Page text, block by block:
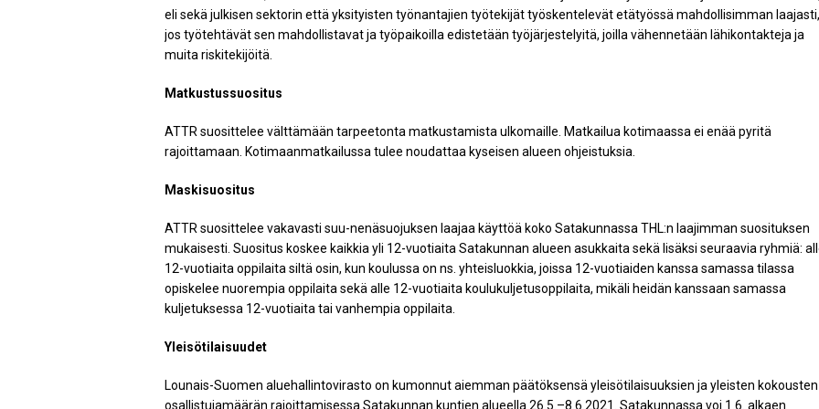
eli sekä julkisen sektorin että yksityisten työnantajien työtekijät työskentelevät etätyössä mahdollisimman laajasti,
jos työtehtävät sen mahdollistavat ja työpaikoilla edistetään työjärjestelyitä, joilla vähennetään lähikontakteja ja
muita riskitekijöitä.
Matkustussuositus
ATTR suosittelee välttämään tarpeetonta matkustamista ulkomaille. Matkailua kotimaassa ei enää pyritä
rajoittamaan. Kotimaanmatkailussa tulee noudattaa kyseisen alueen ohjeistuksia.
Maskisuositus
ATTR suosittelee vakavasti suu-nenäsuojuksen laajaa käyttöä koko Satakunnassa THL:n laajimman suosituksen
mukaisesti. Suositus koskee kaikkia yli 12-vuotiaita Satakunnan alueen asukkaita sekä lisäksi seuraavia ryhmiä:
12-vuotiaita oppilaita siltä osin, kun koulussa on ns. yhteisluokkia, joissa 12-vuotiaiden kanssa samassa tilassa
opiskelee nuorempia oppilaita sekä alle 12-vuotiaita koulukuljetusoppilaita, mikäli heidän kanssaan samassa
kuljetuksessa 12-vuotiaita tai vanhempia oppilaita.
Yleisötilaisuudet
Lounais-Suomen aluehallintovirasto on kumonnut aiemman päätöksensä yleisötilaisuuksien ja yleisten kokousten
osallistujamäärän rajoittamisessa Satakunnan kuntien alueella 26.5.–8.6.2021. Satakunnassa voi 1.6. alkaen